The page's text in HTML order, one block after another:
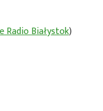
Radio Białystok)